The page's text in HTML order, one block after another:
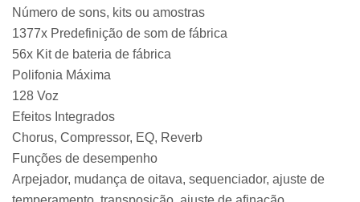
Número de sons, kits ou amostras
1377x Predefinição de som de fábrica
56x Kit de bateria de fábrica
Polifonia Máxima
128 Voz
Efeitos Integrados
Chorus, Compressor, EQ, Reverb
Funções de desempenho
Arpejador, mudança de oitava, sequenciador, ajuste de